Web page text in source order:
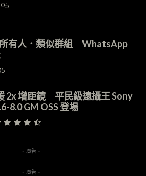
所有人．類似群組 WhatsApp
2x 增距鏡 平民級遠攝王 Sony
8.0 GM OSS 登場
- 廣告 -
- 廣告 -